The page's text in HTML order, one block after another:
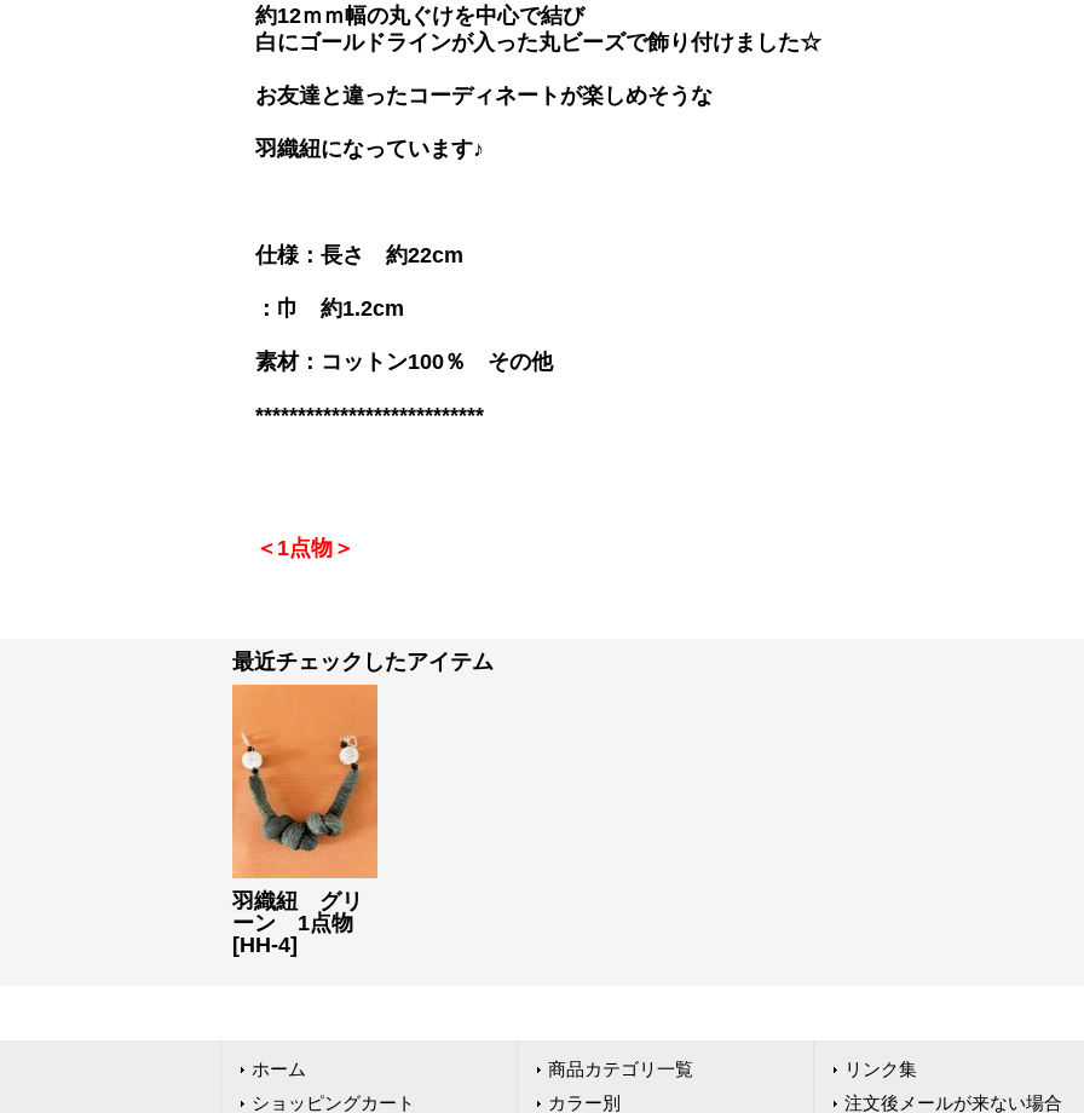
約12ｍｍ幅の丸ぐけを中心で結び
白にゴールドラインが入った丸ビーズで飾り付けました☆
お友達と違ったコーディネートが楽しめそうな
羽織紐になっています♪
仕様：長さ 約22cm
：巾 約1.2cm
素材：コットン100％ その他
***************************
＜1点物＞
最近チェックしたアイテム
羽織紐 グリ
ーン 1点物
[HH-4]
ホーム
ショッピングカート
商品カテゴリ一覧
カラー別
リンク集
注文後メールが来ない場合